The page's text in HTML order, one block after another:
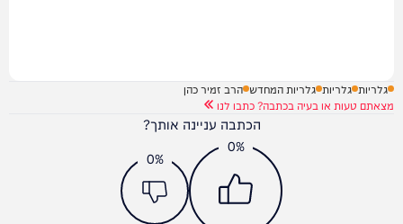
גלריות גלריות גלריות המחדש הרב זמיר כהן
מצאתם טעות או בעיה בכתבה? כתבו לנו
הכתבה עניינה אותך?
0%
0%